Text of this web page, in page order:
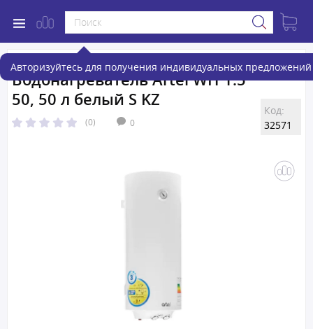
Авторизуйтесь для получения индивидуальных предложений
Водонагреватель Artel WH 1.5
50, 50 л белый S KZ
(0) 0
Код:
32571